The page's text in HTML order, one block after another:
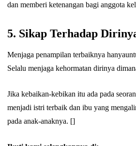
dan memberi ketenangan bagi anggota
5. Sikap Terhadap
Menjaga penampilan terbaiknya
Selalu menjaga kehormatan dirinya
Jika kebaikan-kebikan itu ada pada
menjadi istri terbaik dan ibu yang
pada anak-anaknya. []